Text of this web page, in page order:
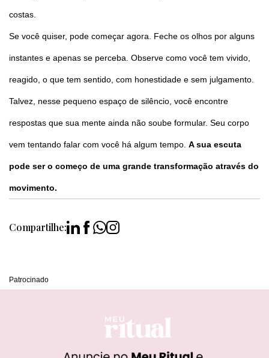
costas.
Se você quiser, pode começar agora. Feche os olhos por alguns
instantes e apenas se perceba. Observe como você tem vivido,
reagido, o que tem sentido, com honestidade e sem julgamento.
Talvez, nesse pequeno espaço de silêncio, você encontre
respostas que sua mente ainda não soube formular. Seu corpo
vem tentando falar com você há algum tempo. A sua escuta
pode ser o começo de uma grande transformação através do
movimento.
Compartilhe:
Patrocinado